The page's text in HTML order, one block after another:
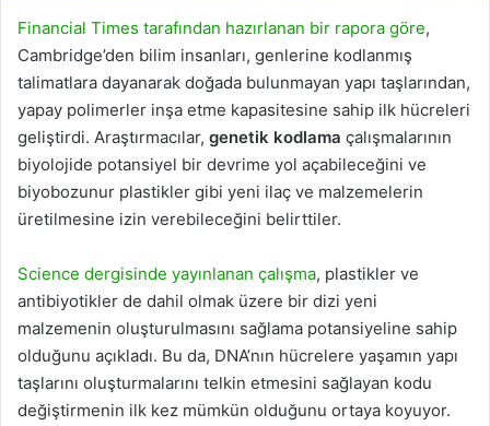
Financial Times tarafından hazırlanan bir rapora göre,
Cambridge’den bilim insanları, genlerine kodlanmış
talimatlara dayanarak doğada bulunmayan yapı taşlarından,
yapay polimerler inşa etme kapasitesine sahip ilk hücreleri
geliştirdi. Araştırmacılar, genetik kodlama çalışmalarının
biyolojide potansiyel bir devrime yol açabileceğini ve
biyobozunur plastikler gibi yeni ilaç ve malzemelerin
üretilmesine izin verebileceğini belirttiler.
Science dergisinde yayınlanan çalışma, plastikler ve
antibiyotikler de dahil olmak üzere bir dizi yeni
malzemenin oluşturulmasını sağlama potansiyeline sahip
olduğunu açıkladı. Bu da, DNA’nın hücrelere yaşamın yapı
taşlarını oluşturmalarını telkin etmesini sağlayan kodu
değiştirmenin ilk kez mümkün olduğunu ortaya koyuyor.